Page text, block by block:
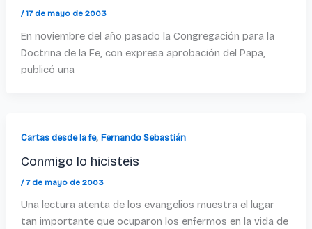
/17 de mayo de 2003
En noviembre del año pasado la Congregación para la
Doctrina de la Fe, con expresa aprobación del Papa,
publicó una
Cartas desde la fe, Fernando Sebastián
Conmigo lo hicisteis
/7 de mayo de 2003
Una lectura atenta de los evangelios muestra el lugar
tan importante que ocuparon los enfermos en la vida de